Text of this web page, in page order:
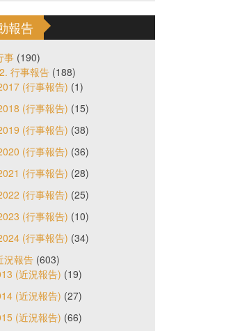
報告
事(190)
行事報告(188)
(行事報告) (1)
(行事報告) (15)
(行事報告) (38)
(行事報告) (36)
(行事報告) (28)
(行事報告) (25)
(行事報告) (10)
(行事報告) (34)
況報告(603)
(近況報告) (19)
(近況報告) (27)
(近況報告) (66)